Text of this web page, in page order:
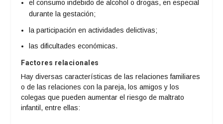
el consumo indebido de alcohol o drogas, en especial
durante la gestación;
la participación en actividades delictivas;
las dificultades económicas.
Factores relacionales
Hay diversas características de las relaciones familiares
o de las relaciones con la pareja, los amigos y los
colegas que pueden aumentar el riesgo de maltrato
infantil, entre ellas: